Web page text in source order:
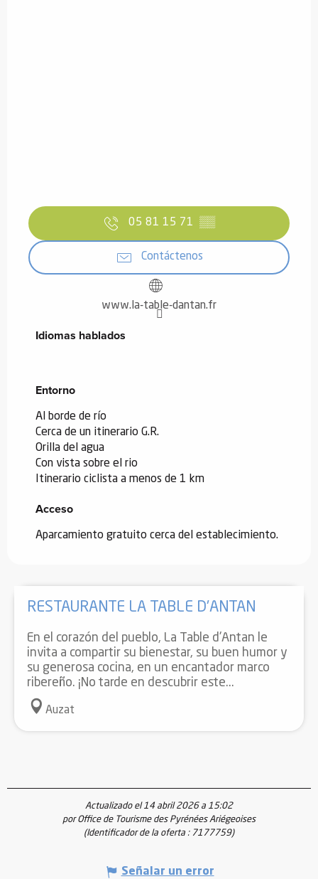
05 81 15 71 ▒▒
Contáctenos
www.la-table-dantan.fr
Idiomas hablados
Idiomas hablados
Entorno
Entorno
Al borde de río
Cerca de un itinerario G.R.
Orilla del agua
Con vista sobre el rio
Itinerario ciclista a menos de 1 km
Acceso
Acceso
Aparcamiento gratuito cerca del establecimiento.
RESTAURANTE LA TABLE D'ANTAN
En el corazón del pueblo, La Table d'Antan le
invita a compartir su bienestar, su buen humor y
su generosa cocina, en un encantador marco
ribereño. ¡No tarde en descubrir este...
Auzat
Actualizado el 14 abril 2026 a 15:02
por Office de Tourisme des Pyrénées Ariégeoises
(Identificador de la oferta : 7177759)
Señalar un error